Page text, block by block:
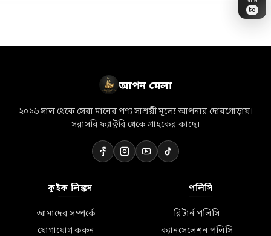
🛒
🏷️
🌸
⭐
💐
🎀
আপন মেলা
২০১৬ সাল থেকে সেরা মানের পণ্য সাশ্রয়ী মূল্যে আপনার দোরগোড়ায়।
সরাসরি ফ্যাক্টরি থেকে গ্রাহকের কাছে।
কুইক লিঙ্কস
আমাদের সম্পর্কে
যোগাযোগ করুন
পলিসি
রিটার্ন পলিসি
ক্যানসেলেশন পলিসি
৳0